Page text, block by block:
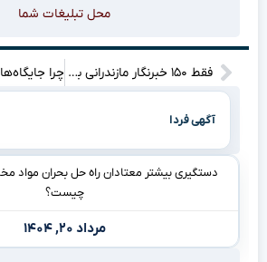
محل تبلیغات شما
فقط ۱۵۰ خبرنگار مازندرانی بیمه شده‌اند؛ چرا فرهنگ استان زرد ارزیابی شده است؟
آگهی فردا
دستگیری بیشتر معتادان راه حل بحران مواد
چیست؟
مرداد ۲۰, ۱۴۰۴